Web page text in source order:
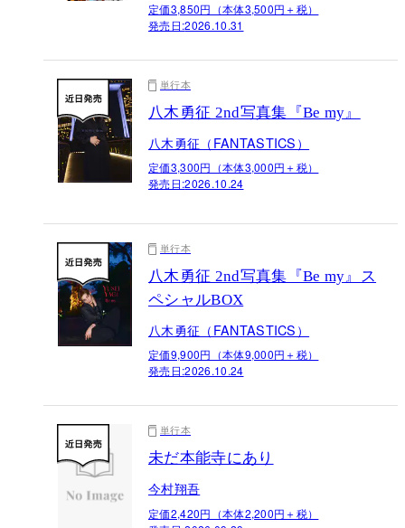
定価3,850円（本体3,500円＋税）
発売日:2026.10.31
単行本
八木勇征 2nd写真集『Be my』
八木勇征（FANTASTICS）
定価3,300円（本体3,000円＋税）
発売日:2026.10.24
単行本
八木勇征 2nd写真集『Be my』ス
ペシャルBOX
八木勇征（FANTASTICS）
定価9,900円（本体9,000円＋税）
発売日:2026.10.24
単行本
未だ本能寺にあり
今村翔吾
定価2,420円（本体2,200円＋税）